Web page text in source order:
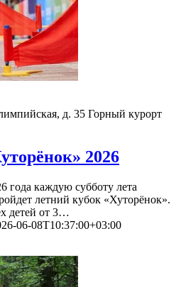
д. 35 Горный курорт
2026
года каждую субботу лета
летний кубок «Хуторёнок».
детей от 3…
06-08T10:37:00+03:00